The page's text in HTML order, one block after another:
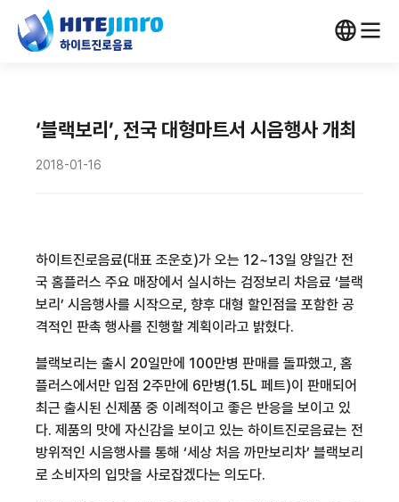
‘블랙보리’, 전국 대형마트서 시음행사 개최
2018-01-16
하이트진로음료(대표 조운호)가 오는 12~13일 양일간 전
국 홈플러스 주요 매장에서 실시하는 검정보리 차음료 ‘블랙
보리’ 시음행사를 시작으로, 향후 대형 할인점을 포함한 공
격적인 판촉 행사를 진행할 계획이라고 밝혔다.
블랙보리는 출시 20일만에 100만병 판매를 돌파했고, 홈
플러스에서만 입점 2주만에 6만병(1.5L 페트)이 판매되어
최근 출시된 신제품 중 이례적이고 좋은 반응을 보이고 있
다. 제품의 맛에 자신감을 보이고 있는 하이트진로음료는 전
방위적인 시음행사를 통해 ‘세상 처음 까만보리차’ 블랙보리
로 소비자의 입맛을 사로잡겠다는 의도다.